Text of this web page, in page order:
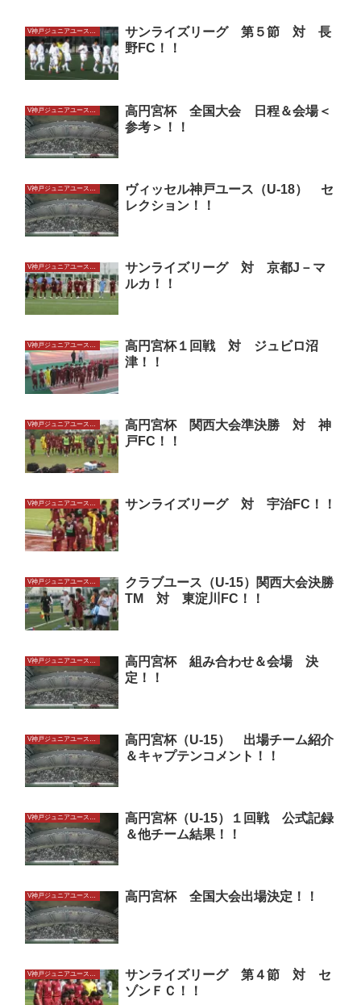
V神戸ジュニアユースU15
サンライズリーグ 第５節 対 長
野FC！！
高円宮杯 全国大会 日程＆会場＜
参考＞！！
ヴィッセル神戸ユース（U-18） セ
レクション！！
V神戸ジュニアユースU15
サンライズリーグ 対 京都J－マ
ルカ！！
V神戸ジュニアユースU15
高円宮杯１回戦 対 ジュビロ沼
津！！
V神戸ジュニアユースU15
高円宮杯 関西大会準決勝 対 神
戸FC！！
サンライズリーグ 対 宇治FC！！
V神戸ジュニアユースU15
クラブユース（U-15）関西大会決勝
TM 対 東淀川FC！！
V神戸ジュニアユースU15
高円宮杯 組み合わせ＆会場 決
定！！
V神戸ジュニアユースU15
高円宮杯（U-15） 出場チーム紹介
＆キャプテンコメント！！
V神戸ジュニアユースU15
高円宮杯（U-15）１回戦 公式記録
＆他チーム結果！！
V神戸ジュニアユースU15 高円宮杯 全国大会出場決定！！
V神戸ジュニアユースU15
サンライズリーグ 第４節 対 セ
ゾンＦＣ！！